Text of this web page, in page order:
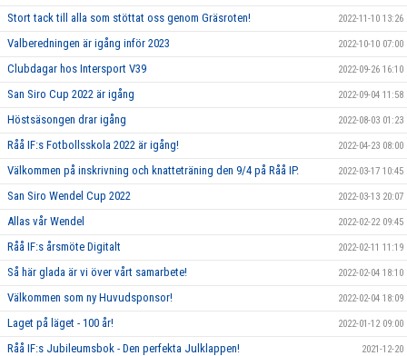
Stort tack till alla som stöttat oss genom Gräsroten! 2022-11-10 13:26
Valberedningen är igång inför 2023 2022-10-10 07:00
Clubdagar hos Intersport V39 2022-09-26 16:10
San Siro Cup 2022 är igång 2022-09-04 11:58
Höstsäsongen drar igång 2022-08-03 01:23
Råå IF:s Fotbollsskola 2022 är igång! 2022-04-23 08:00
Välkommen på inskrivning och knatteträning den 9/4 på Råå IP. 2022-03-17 10:45
San Siro Wendel Cup 2022 2022-03-13 20:07
Allas vår Wendel 2022-02-22 09:45
Råå IF:s årsmöte Digitalt 2022-02-11 11:19
Så här glada är vi över vårt samarbete! 2022-02-04 18:10
Välkommen som ny Huvudsponsor! 2022-02-04 18:09
Laget på läget - 100 år! 2022-01-12 09:00
Råå IF:s Jubileumsbok - Den perfekta Julklappen! 2021-12-20